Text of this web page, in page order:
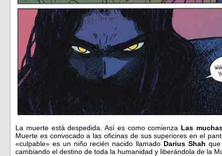
La muerte está despedida. Así es como comienza Las
Muerte es convocado a las oficinas de sus superiores en el
«culpable» es un niño recién nacido llamado Darius Shah
cambiando el destino de toda la humanidad y liberándola de la